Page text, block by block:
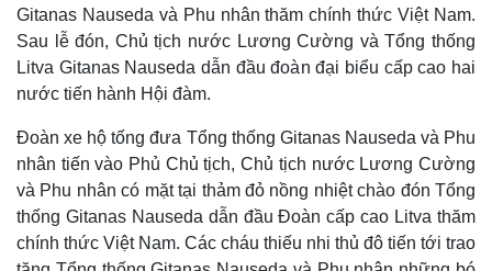
0
.
0
0
a
i
n
g
Gitanas Nauseda và Phu nhân thăm chính thức Việt Nam.
Sau lễ đón, Chủ tịch nước Lương Cường và Tổng thống
Litva Gitanas Nauseda dẫn đầu đoàn đại biểu cấp cao hai
nước tiến hành Hội đàm.
Đoàn xe hộ tống đưa Tổng thống Gitanas Nauseda và Phu
nhân tiến vào Phủ Chủ tịch, Chủ tịch nước Lương Cường
và Phu nhân có mặt tại thảm đỏ nồng nhiệt chào đón Tổng
thống Gitanas Nauseda dẫn đầu Đoàn cấp cao Litva thăm
chính thức Việt Nam. Các cháu thiếu nhi thủ đô tiến tới trao